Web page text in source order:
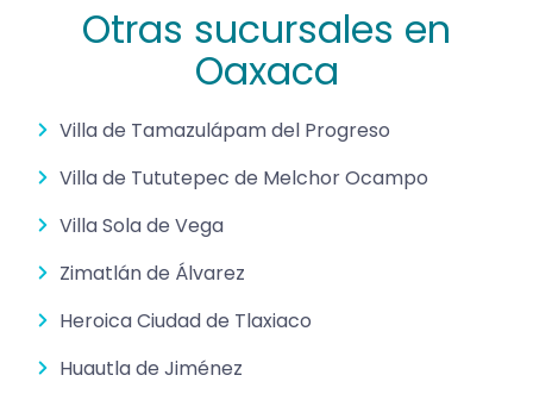
Otras sucursales en
Oaxaca
Villa de Tamazulápam del Progreso
Villa de Tututepec de Melchor Ocampo
Villa Sola de Vega
Zimatlán de Álvarez
Heroica Ciudad de Tlaxiaco
Huautla de Jiménez